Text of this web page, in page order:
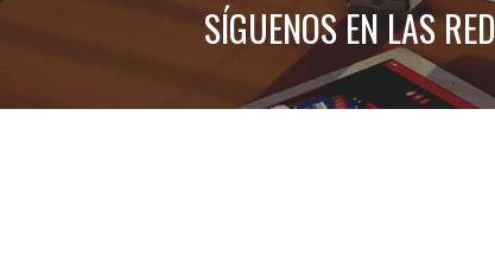
SÍGUENOS EN LAS